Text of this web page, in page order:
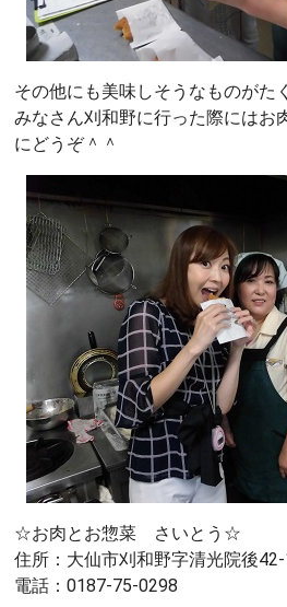
その他にも美味しそうなものがた
みなさん刈和野に行った際にはお
にどうぞ＾＾
☆お肉とお惣菜 さいとう☆
住所：大仙市刈和野字清光院後
電話：0187-75-0298